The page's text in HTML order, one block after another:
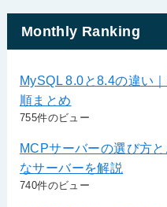
Monthly Ranking
MySQL 8.0と8.4の違い
順まとめ
755件のビュー
MCPサーバーの選び方
なサーバーを解説
740件のビュー